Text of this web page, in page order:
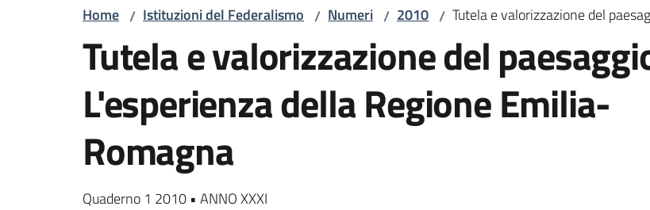
Home / Istituzioni del Federalismo / Numeri / 2010 / Tutela e valorizzazione del
Tutela e valorizzazione del
L'esperienza della Regione Emilia-
Romagna
Quaderno 1 2010 • ANNO XXXI